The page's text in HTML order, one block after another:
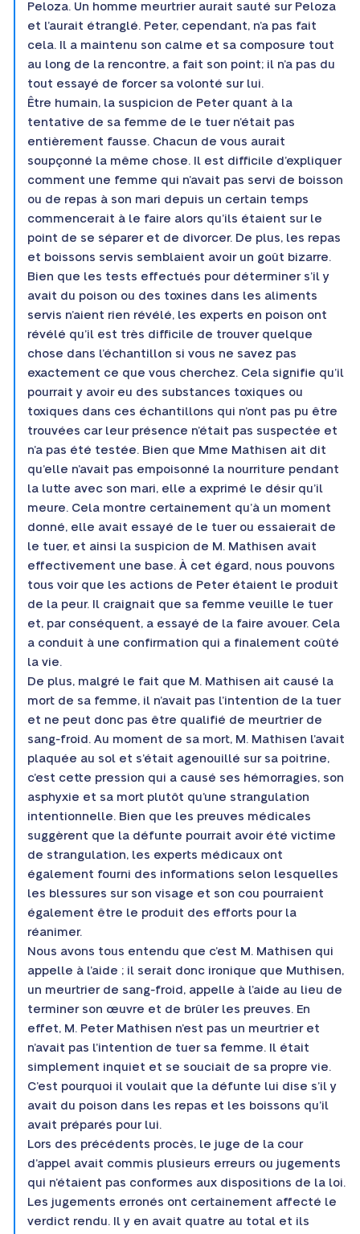
Peloza. Un homme meurtrier aurait sauté sur Peloza
et l’aurait étranglé. Peter, cependant, n’a pas fait
cela. Il a maintenu son calme et sa composure tout
au long de la rencontre, a fait son point; il n’a pas du
tout essayé de forcer sa volonté sur lui.
Être humain, la suspicion de Peter quant à la
tentative de sa femme de le tuer n’était pas
entièrement fausse. Chacun de vous aurait
soupçonné la même chose. Il est difficile d’expliquer
comment une femme qui n’avait pas servi de boisson
ou de repas à son mari depuis un certain temps
commencerait à le faire alors qu’ils étaient sur le
point de se séparer et de divorcer. De plus, les repas
et boissons servis semblaient avoir un goût bizarre.
Bien que les tests effectués pour déterminer s’il y
avait du poison ou des toxines dans les aliments
servis n’aient rien révélé, les experts en poison ont
révélé qu’il est très difficile de trouver quelque
chose dans l’échantillon si vous ne savez pas
exactement ce que vous cherchez. Cela signifie qu’il
pourrait y avoir eu des substances toxiques ou
toxiques dans ces échantillons qui n’ont pas pu être
trouvées car leur présence n’était pas suspectée et
n’a pas été testée. Bien que Mme Mathisen ait dit
qu’elle n’avait pas empoisonné la nourriture pendant
la lutte avec son mari, elle a exprimé le désir qu’il
meure. Cela montre certainement qu’à un moment
donné, elle avait essayé de le tuer ou essaierait de
le tuer, et ainsi la suspicion de M. Mathisen avait
effectivement une base. À cet égard, nous pouvons
tous voir que les actions de Peter étaient le produit
de la peur. Il craignait que sa femme veuille le tuer
et, par conséquent, a essayé de la faire avouer. Cela
a conduit à une confirmation qui a finalement coûté
la vie.
De plus, malgré le fait que M. Mathisen ait causé la
mort de sa femme, il n’avait pas l’intention de la tuer
et ne peut donc pas être qualifié de meurtrier de
sang-froid. Au moment de sa mort, M. Mathisen l’avait
plaquée au sol et s’était agenouillé sur sa poitrine,
c’est cette pression qui a causé ses hémorragies, son
asphyxie et sa mort plutôt qu’une strangulation
intentionnelle. Bien que les preuves médicales
suggèrent que la défunte pourrait avoir été victime
de strangulation, les experts médicaux ont
également fourni des informations selon lesquelles
les blessures sur son visage et son cou pourraient
également être le produit des efforts pour la
réanimer.
Nous avons tous entendu que c’est M. Mathisen qui
appelle à l’aide ; il serait donc ironique que Muthisen,
un meurtrier de sang-froid, appelle à l’aide au lieu de
terminer son œuvre et de brûler les preuves. En
effet, M. Peter Mathisen n’est pas un meurtrier et
n’avait pas l’intention de tuer sa femme. Il était
simplement inquiet et se souciait de sa propre vie.
C’est pourquoi il voulait que la défunte lui dise s’il y
avait du poison dans les repas et les boissons qu’il
avait préparés pour lui.
Lors des précédents procès, le juge de la cour
d’appel avait commis plusieurs erreurs ou jugements
qui n’étaient pas conformes aux dispositions de la loi.
Les jugements erronés ont certainement affecté le
verdict rendu. Il y en avait quatre au total et ils